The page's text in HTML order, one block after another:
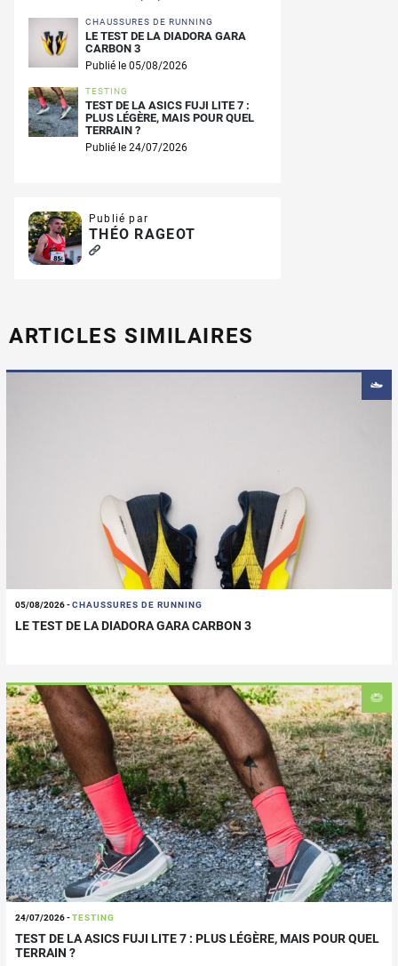
CHAUSSURES DE RUNNING
LE TEST DE LA DIADORA GARA
CARBON 3
Publié le 05/08/2026
TESTING
TEST DE LA ASICS FUJI LITE 7 :
PLUS LÉGÈRE, MAIS POUR QUEL
TERRAIN ?
Publié le 24/07/2026
Publié par
THÉO RAGEOT
ARTICLES SIMILAIRES
05/08/2026-CHAUSSURES DE RUNNING
LE TEST DE LA DIADORA GARA CARBON 3
24/07/2026-TESTING
TEST DE LA ASICS FUJI LITE 7 : PLUS LÉGÈRE, MAIS POUR QUEL
TERRAIN ?